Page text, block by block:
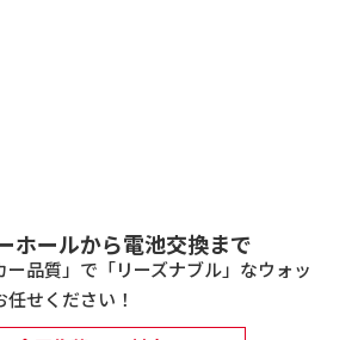
ホールから電池交換まで
ー品質」で「リーズナブル」なウォッ
せください！